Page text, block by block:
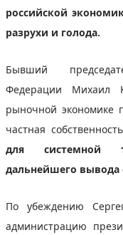
российской
разрухи и голода.
Бывший
Федерации Михаил
рыночной экономике
частная
для системной
дальнейшего вывода
По убеждению
администрацию